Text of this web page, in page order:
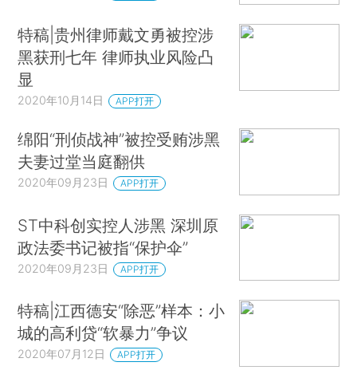
特稿|贵州律师戴文勇被控涉
黑获刑七年 律师执业风险凸
显
2020年10月14日 APP打开
绵阳“刑侦战神”被控受贿涉黑
夫妻过堂当庭翻供
2020年09月23日 APP打开
ST中科创实控人涉黑 深圳原
政法委书记被指“保护伞”
2020年09月23日 APP打开
特稿|江西德安“除恶”样本：小
城的高利贷“软暴力”争议
2020年07月12日 APP打开